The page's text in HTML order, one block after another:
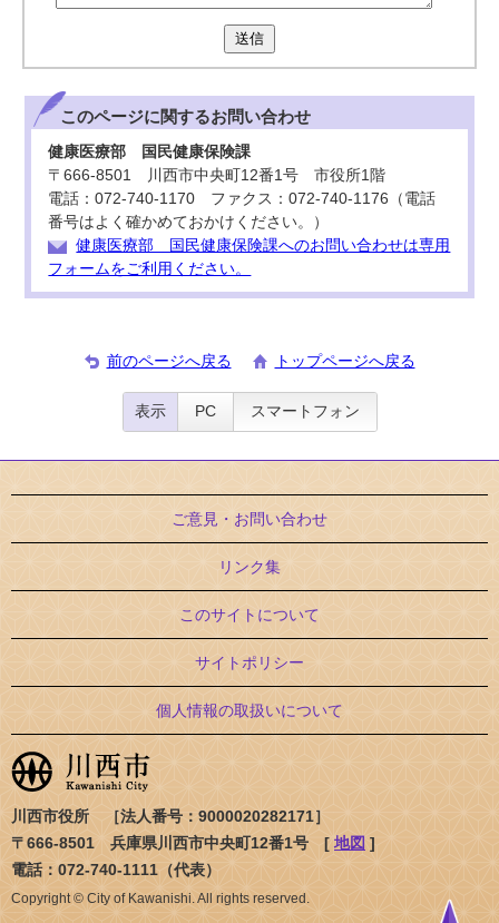
送信
このページに関するお問い合わせ
健康医療部 国民健康保険課
〒666-8501 川西市中央町12番1号 市役所1階
電話：072-740-1170 ファクス：072-740-1176（電話
番号はよく確かめておかけください。）
健康医療部 国民健康保険課へのお問い合わせは専用
フォームをご利用ください。
前のページへ戻る トップページへ戻る
表示 PC スマートフォン
ご意見・お問い合わせ
リンク集
このサイトについて
サイトポリシー
個人情報の取扱いについて
川西市役所 ［法人番号：9000020282171］
〒666-8501 兵庫県川西市中央町12番1号 [ 地図 ]
電話：072-740-1111（代表）
Copyright © City of Kawanishi. All rights reserved.